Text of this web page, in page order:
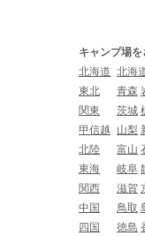
キャンプ場
北海道 北海
東北
青森
関東
茨城
甲信越
山梨
北陸
富山
東海
岐阜
関西
滋賀
中国
鳥取
四国
徳島